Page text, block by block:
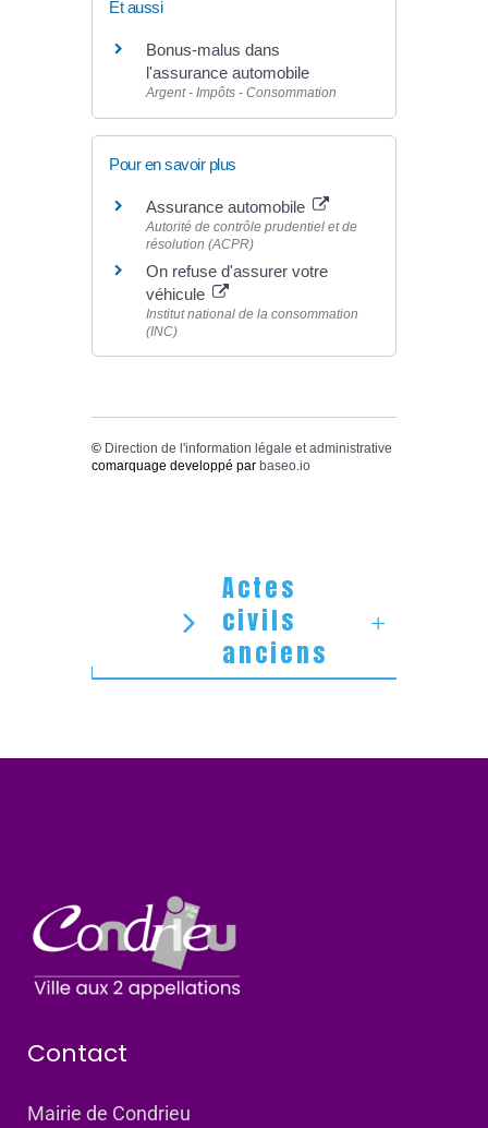
Et aussi
Bonus-malus dans
l'assurance automobile
Argent - Impôts - Consommation
Pour en savoir plus
Assurance automobile
Autorité de contrôle prudentiel et de
résolution (ACPR)
On refuse d'assurer votre
véhicule
Institut national de la consommation
(INC)
© Direction de l'information légale et administrative
comarquage developpé par baseo.io
Actes
civils
anciens
Contact
Mairie de Condrieu